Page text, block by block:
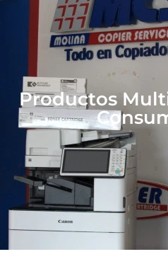
Productos